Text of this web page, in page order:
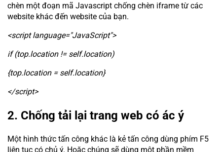
chèn một đoạn mã Javascript chống chèn iframe từ các
website khác đến website của bạn.
<script language="JavaScript">
if (top.location != self.location)
{top.location = self.location}
</script>
2. Chống tải lại trang web có ác ý
Một hình thức tấn công khác là kẻ tấn công dùng phím F5
liên tục có chủ ý. Hoặc chúng sẽ dùng một phần mềm